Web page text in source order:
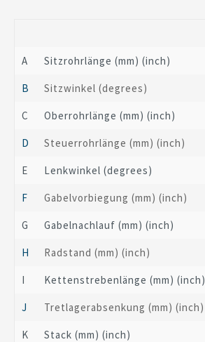
A Sitzrohrlänge (mm) (inch)
B Sitzwinkel (degrees)
C Oberrohrlänge (mm) (inch)
D Steuerrohrlänge (mm) (inch)
E Lenkwinkel (degrees)
F Gabelvorbiegung (mm) (inch)
G Gabelnachlauf (mm) (inch)
H Radstand (mm) (inch)
I Kettenstrebenlänge (mm) (inch)
J Tretlagerabsenkung (mm) (inch)
K Stack (mm) (inch)